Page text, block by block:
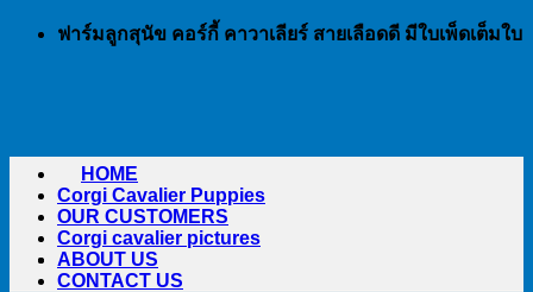
Skip
ฟาร์มลูกสุนัข คอร์กี้ คาวาเลียร์ สายเลือดดี มีใบเพ็ดเต็มใบ
HOME
Corgi Cavalier Puppies
OUR CUSTOMERS
Corgi cavalier pictures
ABOUT US
CONTACT US